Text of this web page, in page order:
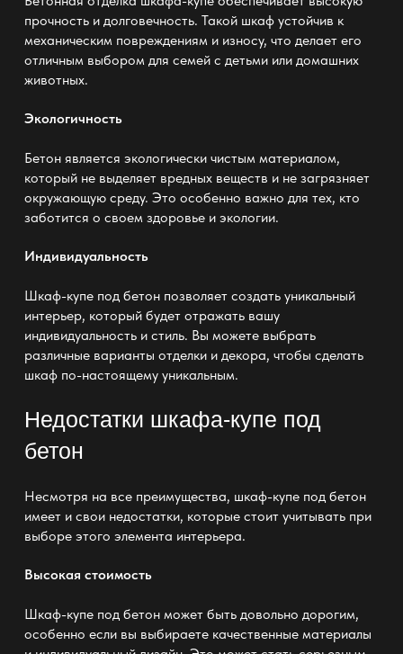
прочность и долговечность. Такой шкаф устойчив к
механическим повреждениям и износу, что делает его
отличным выбором для семей с детьми или домашних
животных.
Экологичность
Бетон является экологически чистым материалом,
который не выделяет вредных веществ и не загрязняет
окружающую среду. Это особенно важно для тех, кто
заботится о своем здоровье и экологии.
Индивидуальность
Шкаф-купе под бетон позволяет создать уникальный
интерьер, который будет отражать вашу
индивидуальность и стиль. Вы можете выбрать
различные варианты отделки и декора, чтобы сделать
шкаф по-настоящему уникальным.
Недостатки шкафа-купе под
бетон
Несмотря на все преимущества, шкаф-купе под бетон
имеет и свои недостатки, которые стоит учитывать при
выборе этого элемента интерьера.
Высокая стоимость
Шкаф-купе под бетон может быть довольно дорогим,
особенно если вы выбираете качественные материалы